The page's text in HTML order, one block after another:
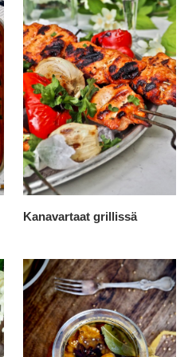
Kanavartaat grillissä